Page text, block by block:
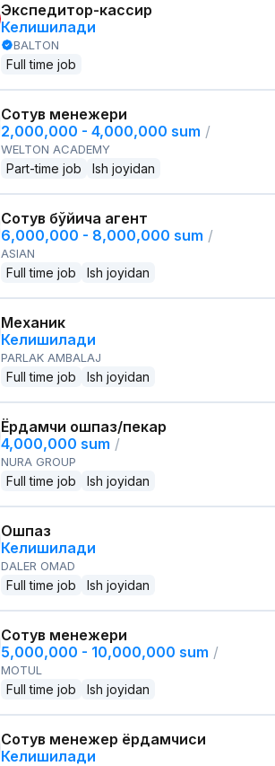
Экспедитор-кассир
Келишилади
BALTON
Full time job
Сотув менежери
2,000,000 - 4,000,000 sum /
WELTON ACADEMY
Part-time job Ish joyidan
Сотув бўйича агент
6,000,000 - 8,000,000 sum /
ASIAN
Full time job Ish joyidan
Механик
Келишилади
PARLAK AMBALAJ
Full time job Ish joyidan
Ёрдамчи ошпаз/пекар
4,000,000 sum /
NURA GROUP
Full time job Ish joyidan
Ошпаз
Келишилади
DALER OMAD
Full time job Ish joyidan
Сотув менежери
5,000,000 - 10,000,000 sum /
MOTUL
Full time job Ish joyidan
Сотув менежер ёрдамчиси
Келишилади